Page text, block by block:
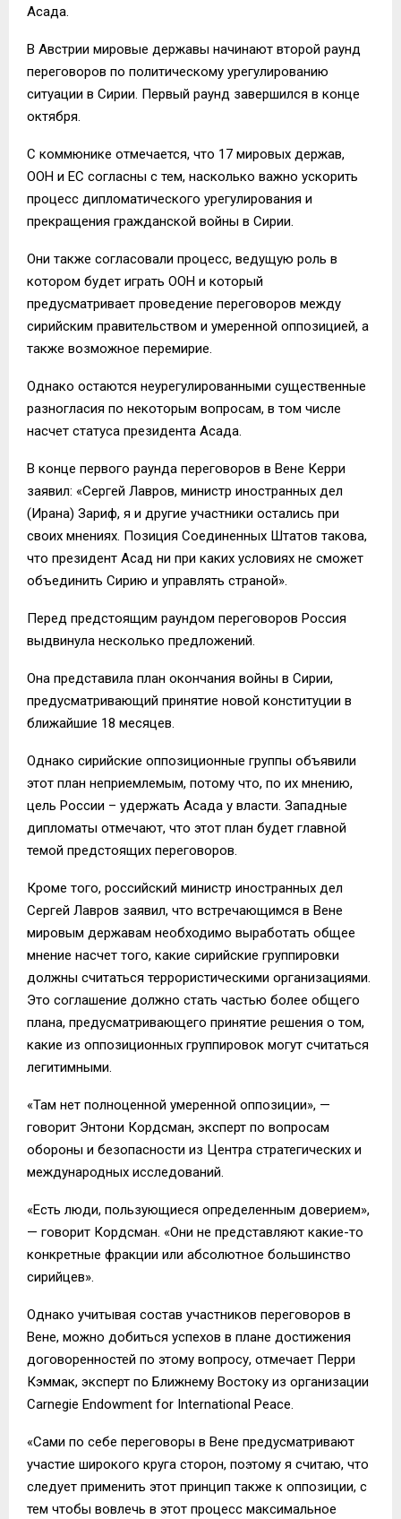
Асада.
В Австрии мировые державы начинают второй раунд
переговоров по политическому урегулированию
ситуации в Сирии. Первый раунд завершился в конце
октября.
С коммюнике отмечается, что 17 мировых держав,
ООН и ЕС согласны с тем, насколько важно ускорить
процесс дипломатического урегулирования и
прекращения гражданской войны в Сирии.
Они также согласовали процесс, ведущую роль в
котором будет играть ООН и который
предусматривает проведение переговоров между
сирийским правительством и умеренной оппозицией, а
также возможное перемирие.
Однако остаются неурегулированными существенные
разногласия по некоторым вопросам, в том числе
насчет статуса президента Асада.
В конце первого раунда переговоров в Вене Керри
заявил: «Сергей Лавров, министр иностранных дел
(Ирана) Зариф, я и другие участники остались при
своих мнениях. Позиция Соединенных Штатов такова,
что президент Асад ни при каких условиях не сможет
объединить Сирию и управлять страной».
Перед предстоящим раундом переговоров Россия
выдвинула несколько предложений.
Она представила план окончания войны в Сирии,
предусматривающий принятие новой конституции в
ближайшие 18 месяцев.
Однако сирийские оппозиционные группы объявили
этот план неприемлемым, потому что, по их мнению,
цель России – удержать Асада у власти. Западные
дипломаты отмечают, что этот план будет главной
темой предстоящих переговоров.
Кроме того, российский министр иностранных дел
Сергей Лавров заявил, что встречающимся в Вене
мировым державам необходимо выработать общее
мнение насчет того, какие сирийские группировки
должны считаться террористическими организациями.
Это соглашение должно стать частью более общего
плана, предусматривающего принятие решения о том,
какие из оппозиционных группировок могут считаться
легитимными.
«Там нет полноценной умеренной оппозиции», —
говорит Энтони Кордсман, эксперт по вопросам
обороны и безопасности из Центра стратегических и
международных исследований.
«Есть люди, пользующиеся определенным доверием»,
— говорит Кордсман. «Они не представляют какие-то
конкретные фракции или абсолютное большинство
сирийцев».
Однако учитывая состав участников переговоров в
Вене, можно добиться успехов в плане достижения
договоренностей по этому вопросу, отмечает Перри
Кэммак, эксперт по Ближнему Востоку из организации
Carnegie Endowment for International Peace.
«Сами по себе переговоры в Вене предусматривают
участие широкого круга сторон, поэтому я считаю, что
следует применить этот принцип также к оппозиции, с
тем чтобы вовлечь в этот процесс максимальное